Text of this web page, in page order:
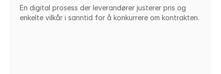
En digital prosess der leverandører justerer pris og
enkelte vilkår i sanntid for å konkurrere om kontrakten.